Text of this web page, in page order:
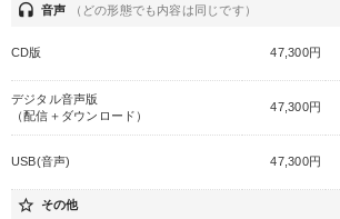
headset 音声 （どの形態でも内容は同じです）
CD版 47,300円
デジタル音声版
（配信＋ダウンロード）
47,300円
USB(音声) 47,300円
star_border その他